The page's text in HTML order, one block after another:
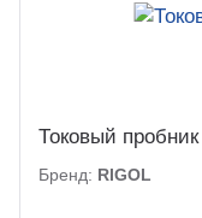
Токовый
Бренд: RIGOL